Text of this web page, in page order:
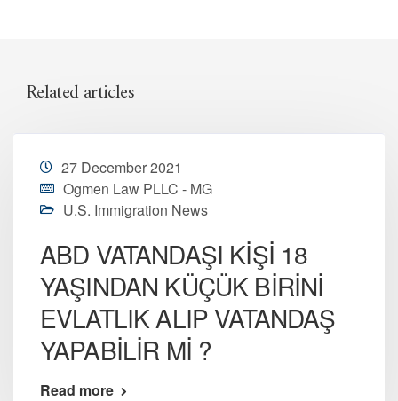
Related articles
27 December 2021
Ogmen Law PLLC - MG
U.S. Immigration News
ABD VATANDAŞI KİŞİ 18
YAŞINDAN KÜÇÜK BİRİNİ
EVLATLIK ALIP VATANDAŞ
YAPABİLİR Mİ ?
Read more